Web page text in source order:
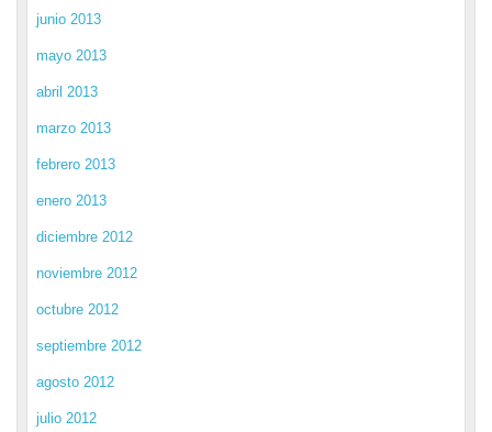
junio 2013
mayo 2013
abril 2013
marzo 2013
febrero 2013
enero 2013
diciembre 2012
noviembre 2012
octubre 2012
septiembre 2012
agosto 2012
julio 2012